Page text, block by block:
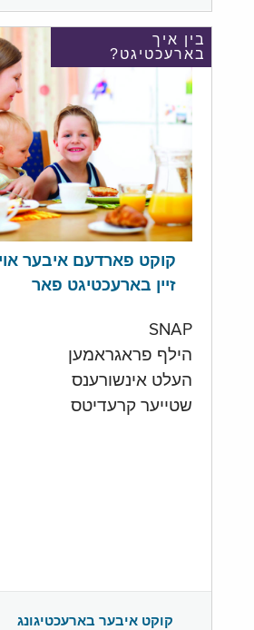
בין איך
בארעכטיגט?
קוקט פארדעם איבער
זיין בארעכטיגט פאר
SNAP
הילף פראגראמען
העלט אינשורענס
שטייער קרעדיטס
קוקט איבער בארעכטיגונג